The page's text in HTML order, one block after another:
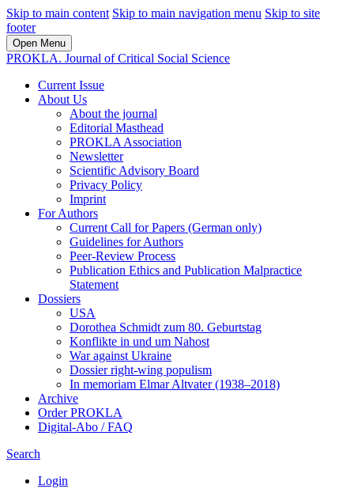
Skip to main content Skip to main navigation menu Skip to site
footer
Open Menu
PROKLA. Journal of Critical Social Science
Current Issue
About Us
About the journal
Editorial Masthead
PROKLA Association
Newsletter
Scientific Advisory Board
Privacy Policy
Imprint
For Authors
Current Call for Papers (German only)
Guidelines for Authors
Peer-Review Process
Publication Ethics and Publication Malpractice
Statement
Dossiers
USA
Dorothea Schmidt zum 80. Geburtstag
Konflikte in und um Nahost
War against Ukraine
Dossier right-wing populism
In me­mo­ri­am Elmar Altvater (1938–2018)
Archive
Order PROKLA
Digital-Abo / FAQ
Search
Login